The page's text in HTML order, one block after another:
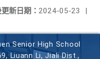
新日期： 2024-05-23 |
Senior High School
Liuann Li, Jiali Dist.,